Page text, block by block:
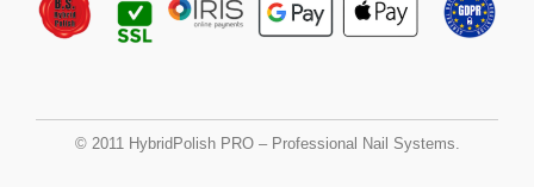
© 2011 HybridPolish PRO – Professional Nail Systems.